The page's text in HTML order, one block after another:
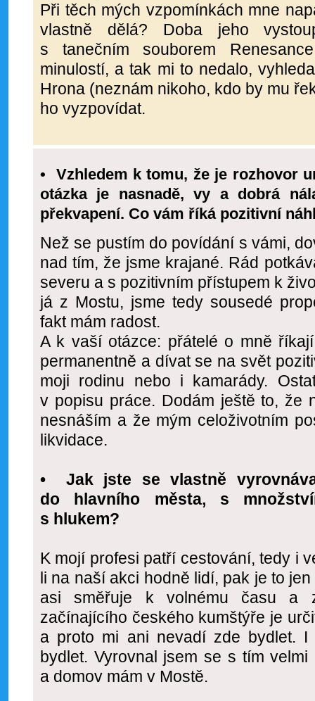
Při těch mých vzpomínkách mne
vlastně dělá? Doba jeho
s tanečním souborem
minulostí, a tak mi to nedalo,
Hrona (neznám nikoho, kdo by mu
ho vyzpovídat.
• Vzhledem k tomu, že je rozhovor
otázka je nasnadě, vy a dobrá
překvapení. Co vám říká pozitivní
Než se pustím do povídání s vámi,
nad tím, že jsme krajané. Rád
severu a s pozitivním přístupem k
já z Mostu, jsme tedy sousedé
fakt mám radost.
A k vaší otázce: přátelé o mně
permanentně a dívat se na svět
moji rodinu nebo i kamarády.
v popisu práce. Dodám ještě to, že
nesnáším a že mým celoživotním
likvidace.
• Jak jste se vlastně
do hlavního města, s
s hlukem?
K mojí profesi patří cestování, tedy i
li na naší akci hodně lidí, pak je to
asi směřuje k volnému času a
začínajícího českého kumštýře je
a proto mi ani nevadí zde bydlet. I
bydlet. Vyrovnal jsem se s tím
a domov mám v Mostě.